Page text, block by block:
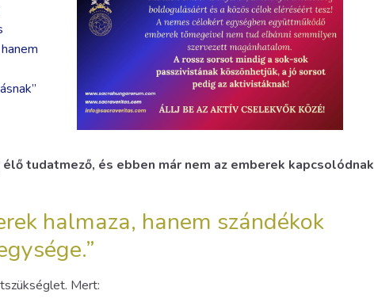
tudatmező, és ebben már nem az emberek kapcsolódnak
halmaza, hanem szándékok
Mert: